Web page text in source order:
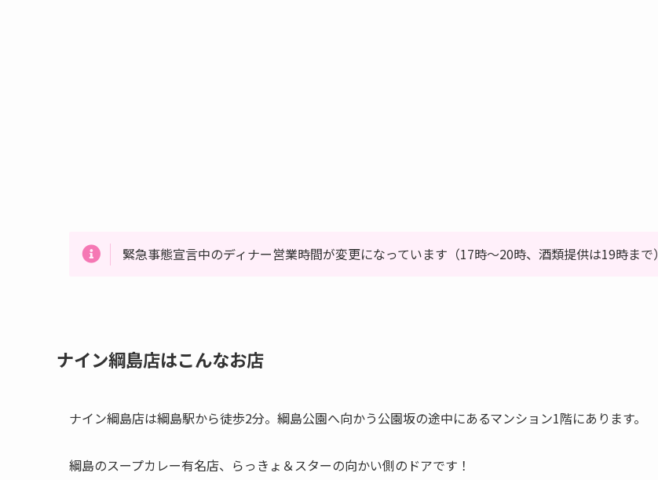
緊急事態宣言中のディナー営業時間が変更になっています（17時～20時、酒類提供は19時まで）
ナイン綱島店はこんなお店
ナイン綱島店は綱島駅から徒歩2分。綱島公園へ向かう公園坂の途中にあるマンション1階にあります。
綱島のスープカレー有名店、らっきょ＆スターの向かい側のドアです！